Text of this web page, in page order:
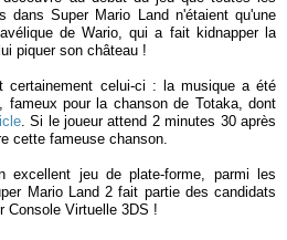
dans Super Mario Land n'étaient qu'une
de Wario, qui a fait kidnapper la
piquer son château !
certainement celui-ci : la musique a été
fameux pour la chanson de Totaka, dont
. Si le joueur attend 2 minutes 30 après
cette fameuse chanson.
excellent jeu de plate-forme, parmi les
Mario Land 2 fait partie des candidats
Console Virtuelle 3DS !